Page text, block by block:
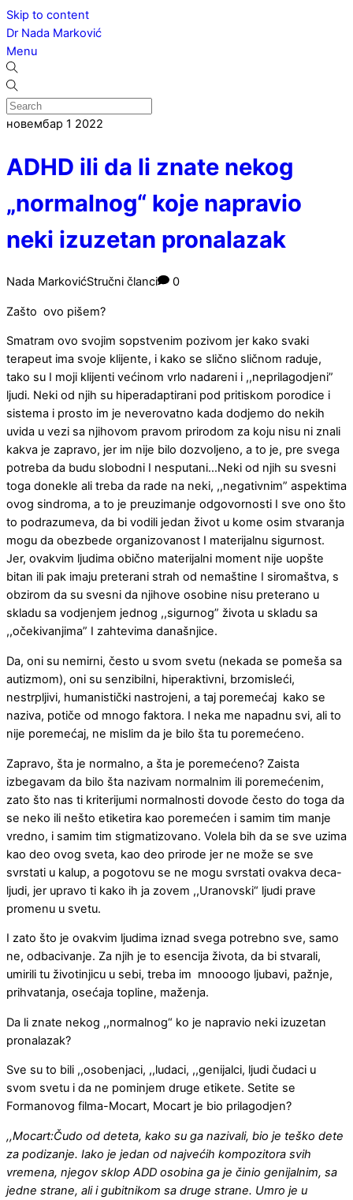
Skip to content
Dr Nada Marković
Menu
новембар 1 2022
ADHD ili da li znate nekog
„normalnog“ koje napravio
neki izuzetan pronalazak
Nada MarkovićStručni članci 0
Zašto ovo pišem?
Smatram ovo svojim sopstvenim pozivom jer kako svaki
terapeut ima svoje klijente, i kako se slično sličnom raduje,
tako su I moji klijenti većinom vrlo nadareni i ,,neprilagodjeni”
ljudi. Neki od njih su hiperadaptirani pod pritiskom porodice i
sistema i prosto im je neverovatno kada dodjemo do nekih
uvida u vezi sa njihovom pravom prirodom za koju nisu ni znali
kakva je zapravo, jer im nije bilo dozvoljeno, a to je, pre svega
potreba da budu slobodni I nesputani…Neki od njih su svesni
toga donekle ali treba da rade na neki, ,,negativnim” aspektima
ovog sindroma, a to je preuzimanje odgovornosti I sve ono što
to podrazumeva, da bi vodili jedan život u kome osim stvaranja
mogu da obezbede organizovanost I materijalnu sigurnost.
Jer, ovakvim ljudima obično materijalni moment nije uopšte
bitan ili pak imaju preterani strah od nemaštine I siromaštva, s
obzirom da su svesni da njihove osobine nisu preterano u
skladu sa vodjenjem jednog ,,sigurnog” života u skladu sa
,,očekivanjima” I zahtevima današnjice.
Da, oni su nemirni, često u svom svetu (nekada se pomeša sa
autizmom), oni su senzibilni, hiperaktivni, brzomisleći,
nestrpljivi, humanistički nastrojeni, a taj poremećaj kako se
naziva, potiče od mnogo faktora. I neka me napadnu svi, ali to
nije poremećaj, ne mislim da je bilo šta tu poremećeno.
Zapravo, šta je normalno, a šta je poremećeno? Zaista
izbegavam da bilo šta nazivam normalnim ili poremećenim,
zato što nas ti kriterijumi normalnosti dovode često do toga da
se neko ili nešto etiketira kao poremećen i samim tim manje
vredno, i samim tim stigmatizovano. Volela bih da se sve uzima
kao deo ovog sveta, kao deo prirode jer ne može se sve
svrstati u kalup, a pogotovu se ne mogu svrstati ovakva deca-
ljudi, jer upravo ti kako ih ja zovem ,,Uranovski“ ljudi prave
promenu u svetu.
I zato što je ovakvim ljudima iznad svega potrebno sve, samo
ne, odbacivanje. Za njih je to esencija života, da bi stvarali,
umirili tu životinjicu u sebi, treba im mnooogo ljubavi, pažnje,
prihvatanja, osećaja topline, maženja.
Da li znate nekog ,,normalnog“ ko je napravio neki izuzetan
pronalazak?
Sve su to bili ,,osobenjaci, ,,ludaci, ,,genijalci, ljudi čudaci u
svom svetu i da ne pominjem druge etikete. Setite se
Formanovog filma-Mocart, Mocart je bio prilagodjen?
,,Mocart:Čudo od deteta, kako su ga nazivali, bio je teško dete
za podizanje. Iako je jedan od najvećih kompozitora svih
vremena, njegov sklop ADD osobina ga je činio genijalnim, sa
jedne strane, ali i gubitnikom sa druge strane. Umro je u